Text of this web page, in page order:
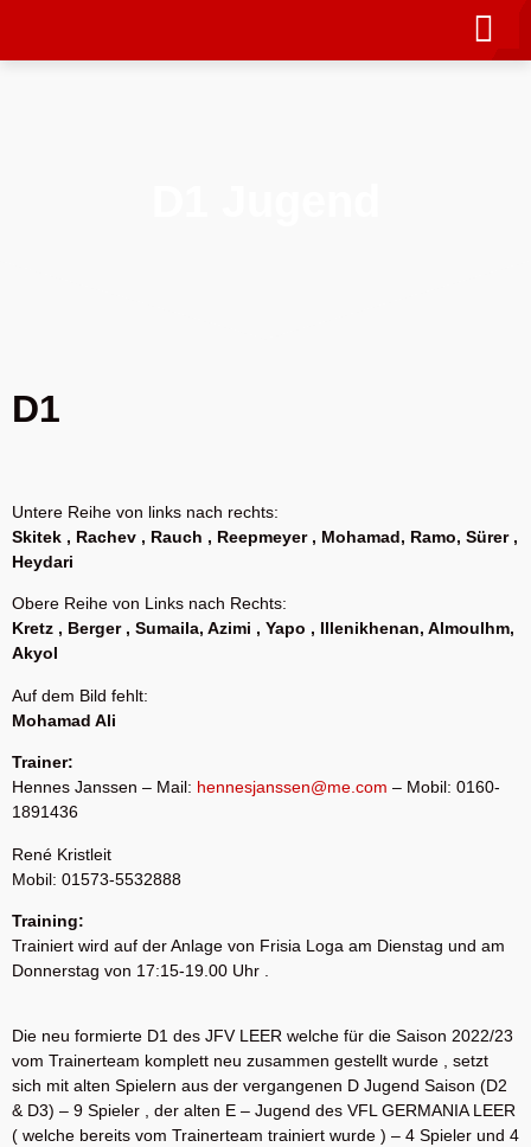
D1
Untere Reihe von links nach rechts:
Skitek , Rachev , Rauch , Reepmeyer , Mohamad, Ramo, Sürer ,
Heydari
Obere Reihe von Links nach Rechts:
Kretz , Berger , Sumaila, Azimi , Yapo , Illenikhenan, Almoulhm,
Akyol
Auf dem Bild fehlt:
Mohamad Ali
Trainer:
Hennes Janssen – Mail: hennesjanssen@me.com – Mobil: 0160-
1891436
René Kristleit
Mobil: 01573-5532888
Training:
Trainiert wird auf der Anlage von Frisia Loga am Dienstag und am
Donnerstag von 17:15-19.00 Uhr .
Die neu formierte D1 des JFV LEER welche für die Saison 2022/23
vom Trainerteam komplett neu zusammen gestellt wurde , setzt
sich mit alten Spielern aus der vergangenen D Jugend Saison (D2
& D3) – 9 Spieler , der alten E – Jugend des VFL GERMANIA LEER
( welche bereits vom Trainerteam trainiert wurde ) – 4 Spieler und 4